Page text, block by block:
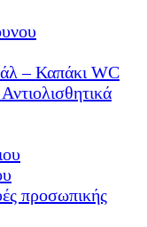
– Καπάκι WC
προσωπικής